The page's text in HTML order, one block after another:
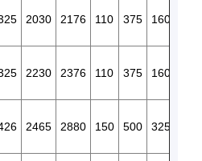
2030 2176 110 375 160
2230 2376 110 375 160
2465 2880 150 500 325